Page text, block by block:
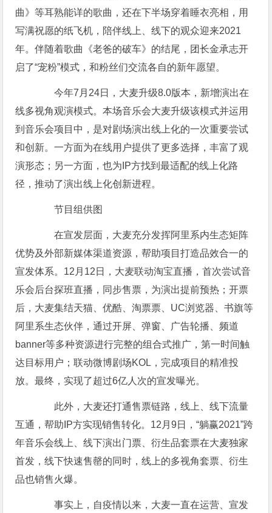
曲》等耳熟能详的歌曲，还在下半场穿着睡衣亮相，用
写满祝愿的纸飞机，陪伴线上、线下的观众迎来2021
年。伴随着歌曲《老爸的破车》的结尾，团长金承志开
启了“宠粉”模式，和粉丝们交流各自的新年愿望。
今年7月24日，大麦升级8.0版本，新增演出在
线多视角观演模式。本场音乐会大麦升级该模式并运用
到音乐会项目中，是对剧场演出线上化的一次重要尝试
和创新。一方面为在线用户提供了更多选择，丰富了观
演形态；另一方面，也为IP方找到最适配的线上化路
径，推动了演出线上化创新进程。
节目组供图
在宣发层面，大麦充分发挥阿里系内生态矩阵
优势及外部新媒体渠道资源，帮助项目打造品效合一的
宣发体系。12月12日，大麦联动淘宝直播，首次尝试音
乐会后台探班直播，同步售票，为演出提前预热；开票
后，大麦集结天猫、优酷、淘票票、UC浏览器、书旗等
阿里系生态伙伴，通过开屏、弹窗、广告轮播、频道
banner等多种资源进行完整的组合式推广，第一时间触
达目标用户；联动微博剧场KOL，完成项目的精准投
放。最终，实现了超过6亿人次的宣发曝光。
此外，大麦还打通售票链路，线上、线下流量
互通，帮助IP方实现销售转化。12月9日，“躺赢2021”跨
年音乐会线上、线下演出门票、衍生品套票在大麦独家
首发，线下快速售罄的同时，线上的多视角套票、衍生
品也销售火爆。
事实上，自疫情以来，大麦一直在运营、宣发